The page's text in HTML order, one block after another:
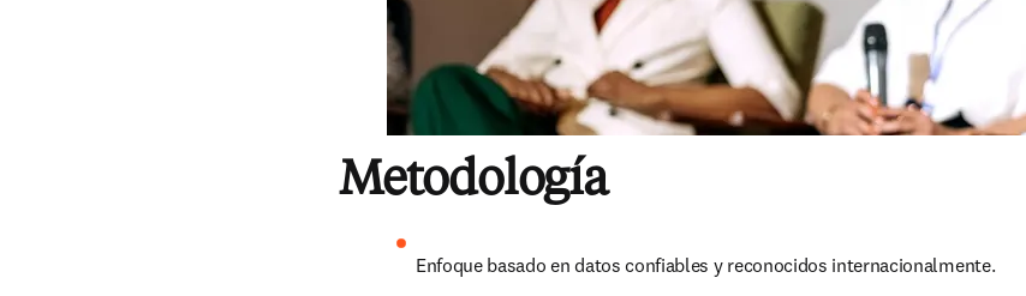
Metodología
Enfoque basado en datos confiables y reconocidos internacionalmente.